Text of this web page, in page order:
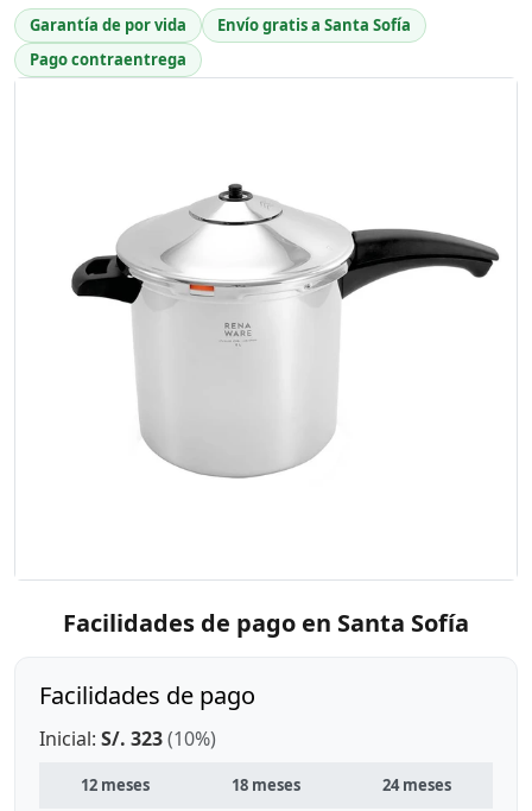
Garantía de por vida
Envío gratis a Santa Sofía
Pago contraentrega
Facilidades de pago en Santa Sofía
Facilidades de pago
Inicial: S/. 323(10%)
12 meses 18 meses 24 meses